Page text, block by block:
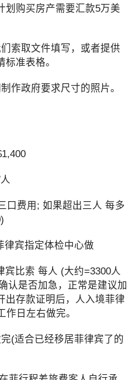
划购买房产需要汇款5万美
索取文件填写，或者提供
准表格。
作政府要求尺寸的照片。
口费用; 如果超出三人 每多
律宾指定体检中心做
宾比索 每人 (大约=3300人
认是否加急，正常是建议加
出存款证明后，人入境菲律
作日左右做完。
(适合已经移居菲律宾了的